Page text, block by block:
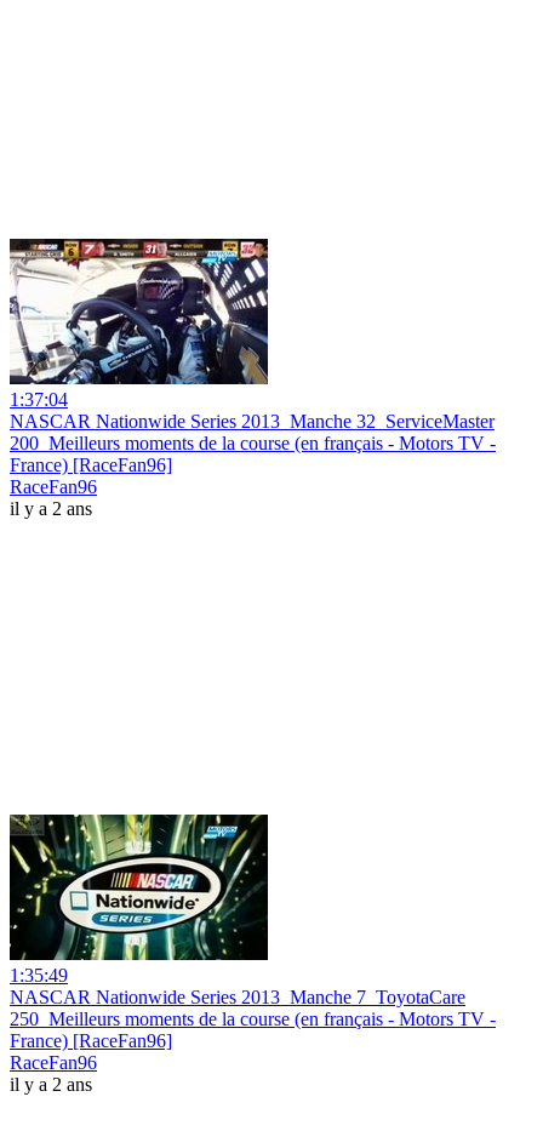
1:37:04
NASCAR Nationwide Series 2013_Manche 32_ServiceMaster
200_Meilleurs moments de la course (en français - Motors TV -
France) [RaceFan96]
RaceFan96
il y a 2 ans
1:35:49
NASCAR Nationwide Series 2013_Manche 7_ToyotaCare
250_Meilleurs moments de la course (en français - Motors TV -
France) [RaceFan96]
RaceFan96
il y a 2 ans